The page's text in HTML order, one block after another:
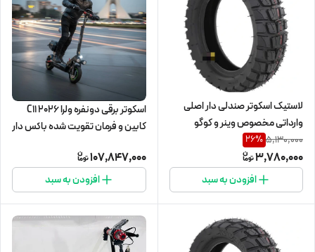
لاستیک اسکوتر صندلی دار اصلی
وارداتی مخصوص وینر و کوگو
5,130,000
26%
3,780,000
افزودن به سبد
اسکوتر برقی دونفره ولرا C11 2026
کابین و فرمان تقویت شده باکس دار
107,847,000
افزودن به سبد